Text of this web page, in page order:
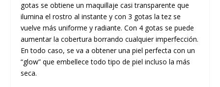
gotas se obtiene un maquillaje casi transparente que
ilumina el rostro al instante y con 3 gotas la tez se
vuelve más uniforme y radiante. Con 4 gotas se puede
aumentar la cobertura borrando cualquier imperfección.
En todo caso, se va a obtener una piel perfecta con un
“glow” que embellece todo tipo de piel incluso la más
seca.